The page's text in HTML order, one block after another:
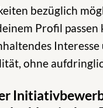
bezüglich
Profil passen
Interesse
ohne